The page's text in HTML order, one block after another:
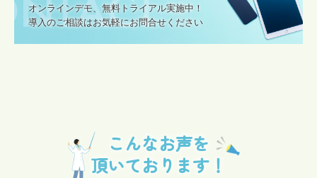
オンラインデモ、無料トライアル実施中！
導入のご相談はお気軽にお問合せください
こんなお声を
頂いております！